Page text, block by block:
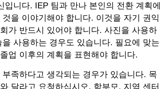
니다. IEP 팀과 만나 본인의 전환 계획에
을 이야기해야 합니다. 이것을 자기 권익
가 반드시 있어야 합니다. 사진을 사용하
사용하는 경우도 있습니다. 필요에 맞는
업 이후의 계획을 표현해야 합니다.
족하다고 생각되는 경우가 있습니다. 목
달라고 요청하십시오. 학부모, 지역 센터